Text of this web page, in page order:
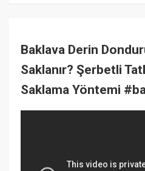
Baklava Derin
Saklanır? Şerbetli
Saklama Yöntemi